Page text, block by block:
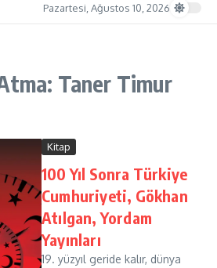
Pazartesi, Ağustos 10, 2026
Taner Timur
Kitap
100 Yıl Sonra Türkiye
Cumhuriyeti, Gökhan
Atılgan, Yordam
Yayınları
19. yüzyıl geride kalır, dünya